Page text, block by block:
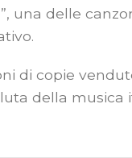
una delle
di copie
della musica